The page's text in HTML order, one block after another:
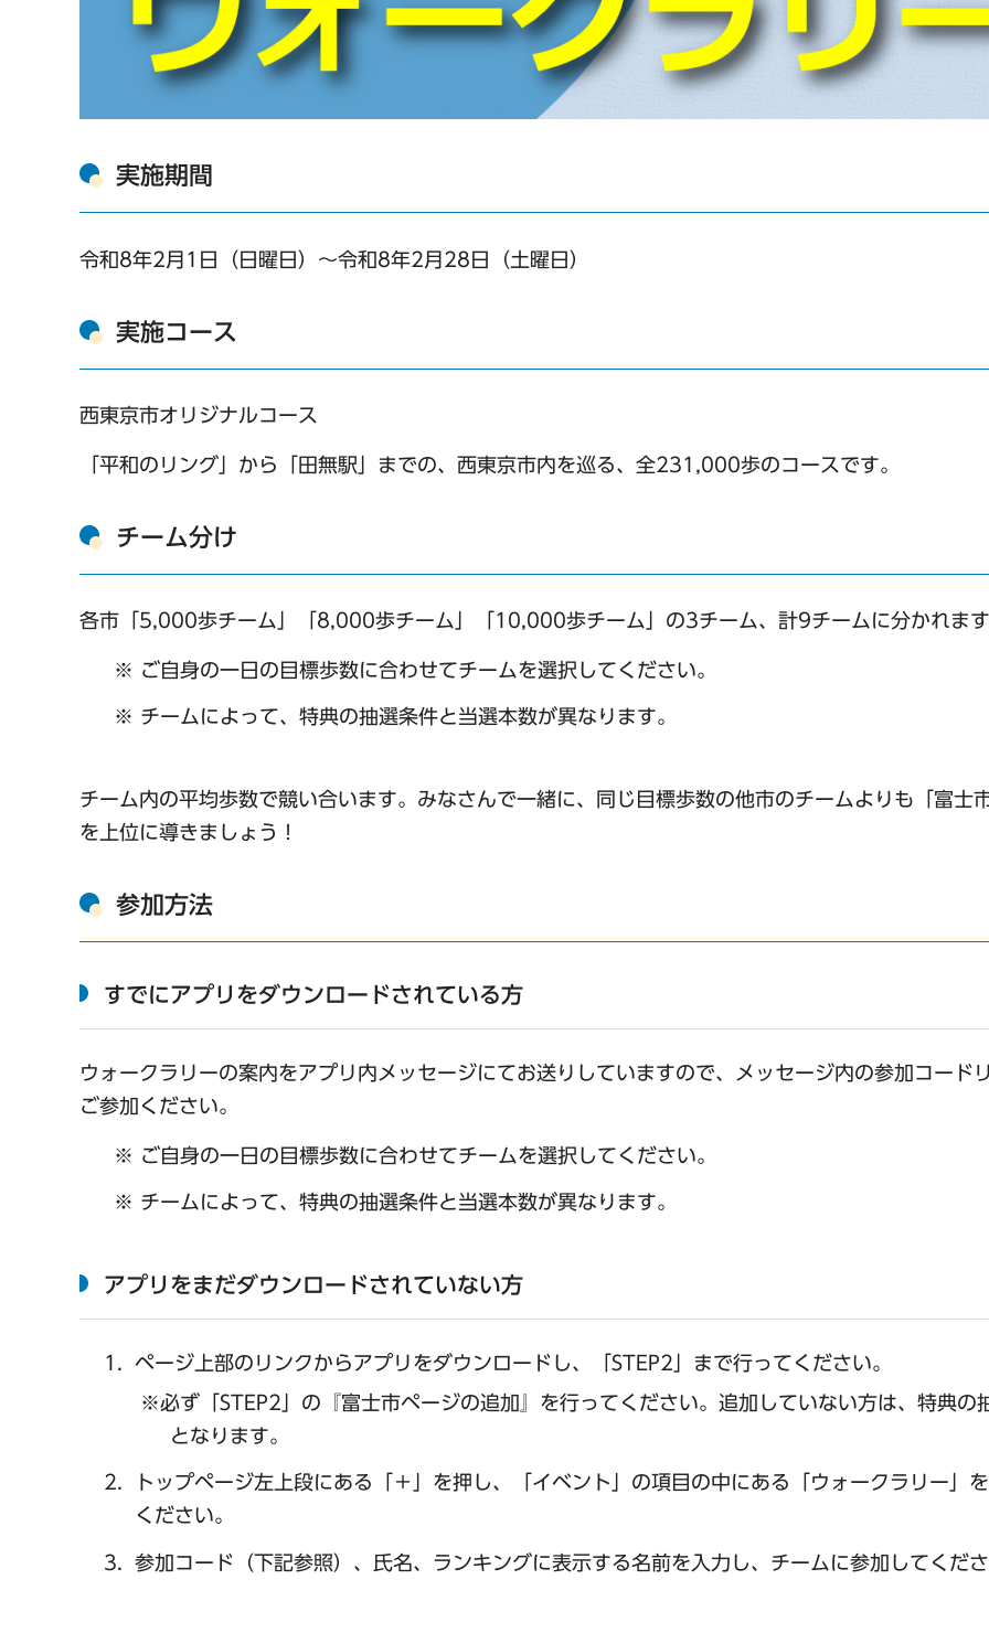
実施期間
令和8年2月1日（日曜日）～令和8年2月28日（土曜日）
実施コース
西東京市オリジナルコース
「平和のリング」から「田無駅」までの、西東京市内を巡る、全231,000歩のコースです。
チーム分け
各市「5,000歩チーム」「8,000歩チーム」「10,000歩チーム」の3チーム、計9チームに分かれま
※ ご自身の一日の目標歩数に合わせてチームを選択してください。
※ チームによって、特典の抽選条件と当選本数が異なります。
チーム内の平均歩数で競い合います。みなさんで一緒に、同じ目標歩数の他市のチームよりも「富士
を上位に導きましょう！
参加方法
すでにアプリをダウンロードされている方
ウォークラリーの案内をアプリ内メッセージにてお送りしていますので、メッセージ内の参加コード
ご参加ください。
※ ご自身の一日の目標歩数に合わせてチームを選択してください。
※ チームによって、特典の抽選条件と当選本数が異なります。
アプリをまだダウンロードされていない方
ページ上部のリンクからアプリをダウンロードし、「STEP2」まで行ってください。
※必ず「STEP2」の『富士市ページの追加』を行ってください。追加していない方は、特典の
となります。
トップページ左上段にある「＋」を押し、「イベント」の項目の中にある「ウォークラリー」
ください。
参加コード（下記参照）、氏名、ランキングに表示する名前を入力し、チームに参加してくだ